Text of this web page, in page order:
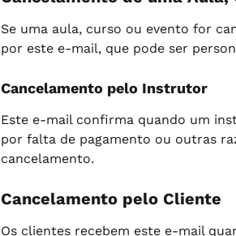
Se uma aula, curso ou evento for
por este e-mail, que pode ser
Cancelamento pelo Instrutor
Este e-mail confirma quando um
por falta de pagamento ou outras
cancelamento.
Cancelamento pelo Cliente
Os clientes recebem este e-mail